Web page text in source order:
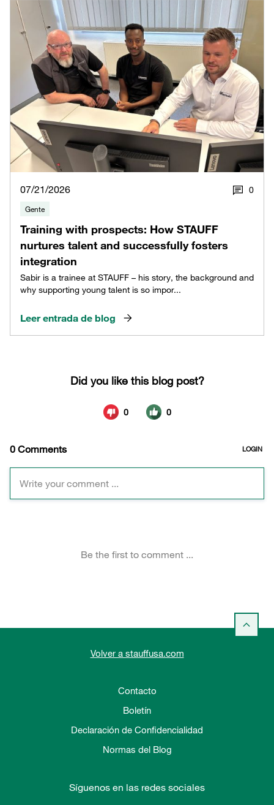
07/21/2026 0
Gente
Training with prospects: How STAUFF
nurtures talent and successfully fosters
integration
Sabir is a trainee at STAUFF – his story, the background and
why supporting young talent is so impor...
Leer entrada de blog
Volver a stauffusa.com
Contacto
Boletín
Declaración de Confidencialidad
Normas del Blog
Síguenos en las redes sociales